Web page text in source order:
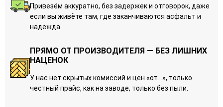
Привезём аккуратно, без задержек и отговорок, даже
если вы живёте там, где заканчиваются асфальт и
надежда.
ПРЯМО ОТ ПРОИЗВОДИТЕЛЯ — БЕЗ ЛИШНИХ
НАЦЕНОК
У нас нет скрытых комиссий и цен «от…», только
честный прайс, как на заводе, только без пыли.